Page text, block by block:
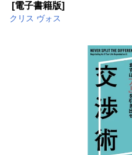
[電子書籍版]
クリス ヴォス